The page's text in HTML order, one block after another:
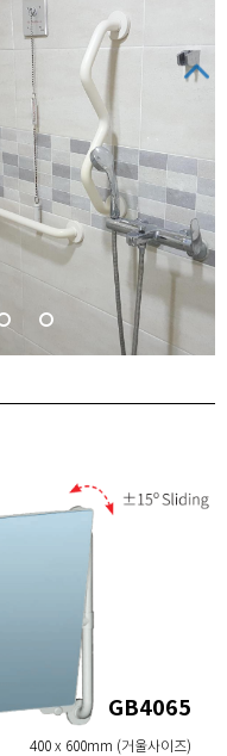
GB4065
400 x 600mm (거울사이즈)